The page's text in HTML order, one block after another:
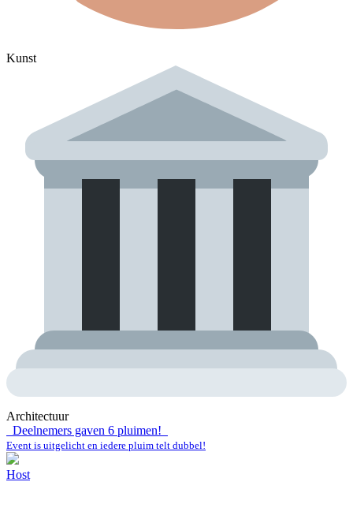
Kunst
Architectuur
Deelnemers gaven 6 pluimen!
Event is uitgelicht en iedere pluim telt dubbel!
Host